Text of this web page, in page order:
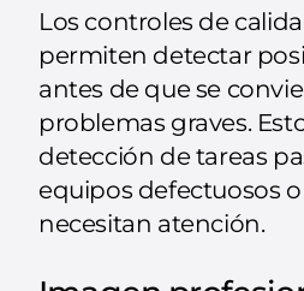
Los controles de
permiten detectar
antes de que se
problemas graves.
detección de tareas
equipos defectuosos
necesitan atención.